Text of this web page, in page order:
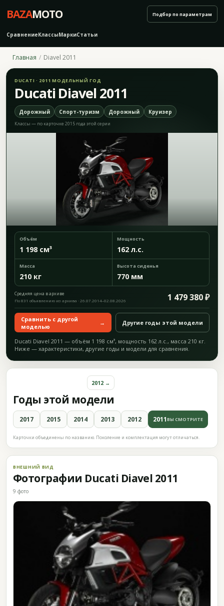
BAZAMOTO
СравнениеКлассыМаркиСтатьи
Подбор по параметрам
Главная Diavel 2011
DUCATI · 2011 МОДЕЛЬНЫЙ ГОД
Ducati Diavel 2011
Дорожный Спорт-туризм Дорожный Круизер
Классы — по карточке 2015 года этой серии
Объём
1 198 см³
Мощность
162 л.с.
Масса
210 кг
Высота сиденья
770 мм
Средняя цена в архиве 1 479 380 ₽
По 831 объявлению из архива · 26.07.2014–02.08.2026
Сравнить с другой
моделью
→ Другие годы этой модели
Ducati Diavel 2011 — объём 1 198 см³, мощность 162 л.с., масса 210 кг.
Ниже — характеристики, другие годы и модели для сравнения.
Годы этой модели
2012 →
2017 2015 2014 2013 2012 2011ВЫ СМОТРИТЕ
Карточки объединены по названию. Поколение и комплектация могут отличаться.
ВНЕШНИЙ ВИД
Фотографии Ducati Diavel 2011
9 фото